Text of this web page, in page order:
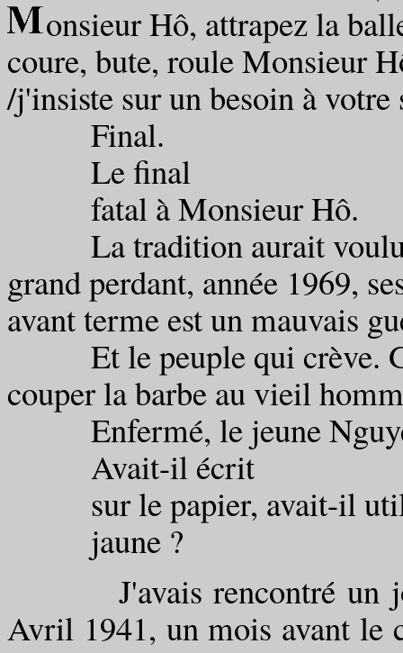
onsieur Hô, attrapez la
coure, bute, roule Monsieur
/j'insiste sur un besoin à
Final.
Le final
fatal à Monsieur Hô.
La tradition aurait voulu
grand perdant, année 1969,
avant terme est un mauvais
Et le peuple qui crève.
couper la barbe au vieil
Enfermé, le jeune
Avait-il écrit
sur le papier, avait-il
jaune ?
J'avais rencontré un
Avril 1941, un mois avant le